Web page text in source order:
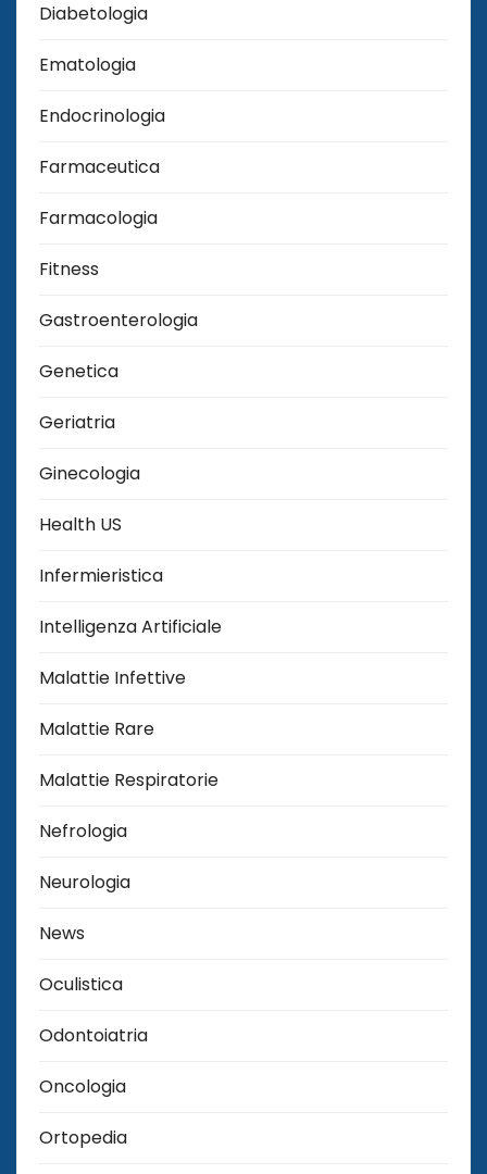
Diabetologia
Ematologia
Endocrinologia
Farmaceutica
Farmacologia
Fitness
Gastroenterologia
Genetica
Geriatria
Ginecologia
Health US
Infermieristica
Intelligenza Artificiale
Malattie Infettive
Malattie Rare
Malattie Respiratorie
Nefrologia
Neurologia
News
Oculistica
Odontoiatria
Oncologia
Ortopedia